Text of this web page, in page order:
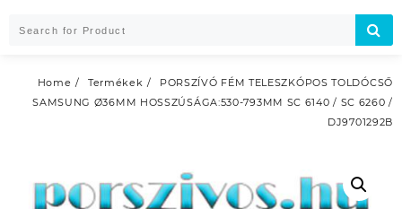
Home Termékek
PORSZÍVÓ FÉM TELESZKÓPOS TOLDÓCSŐ
SAMSUNG Ø36MM HOSSZÚSÁGA:530-793MM SC 6140 / SC 6260 /
DJ9701292B